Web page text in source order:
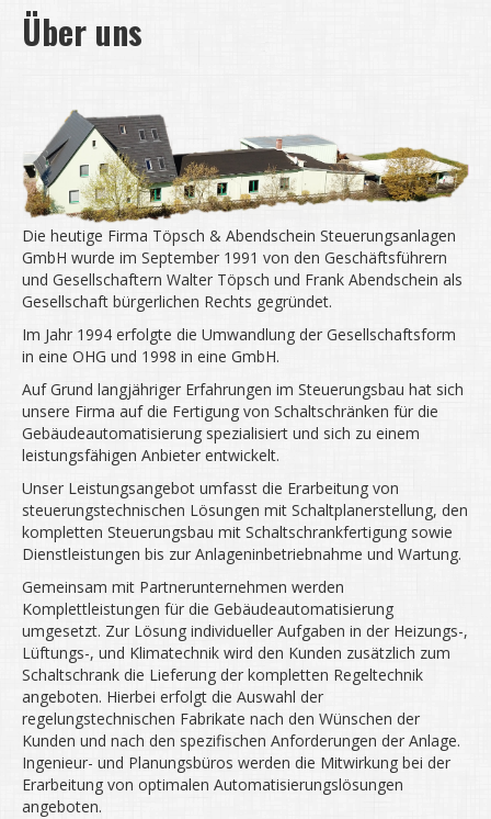
Über uns
Die heutige Firma Töpsch & Abendschein Steuerungsanlagen
GmbH wurde im September 1991 von den Geschäftsführern
und Gesellschaftern Walter Töpsch und Frank Abendschein als
Gesellschaft bürgerlichen Rechts gegründet.
Im Jahr 1994 erfolgte die Umwandlung der Gesellschaftsform
in eine OHG und 1998 in eine GmbH.
Auf Grund langjähriger Erfahrungen im Steuerungsbau hat sich
unsere Firma auf die Fertigung von Schaltschränken für die
Gebäudeautomatisierung spezialisiert und sich zu einem
leistungsfähigen Anbieter entwickelt.
Unser Leistungsangebot umfasst die Erarbeitung von
steuerungstechnischen Lösungen mit Schaltplanerstellung, den
kompletten Steuerungsbau mit Schaltschrankfertigung sowie
Dienstleistungen bis zur Anlageninbetriebnahme und Wartung.
Gemeinsam mit Partnerunternehmen werden
Komplettleistungen für die Gebäudeautomatisierung
umgesetzt. Zur Lösung individueller Aufgaben in der Heizungs-,
Lüftungs-, und Klimatechnik wird den Kunden zusätzlich zum
Schaltschrank die Lieferung der kompletten Regeltechnik
angeboten. Hierbei erfolgt die Auswahl der
regelungstechnischen Fabrikate nach den Wünschen der
Kunden und nach den spezifischen Anforderungen der Anlage.
Ingenieur- und Planungsbüros werden die Mitwirkung bei der
Erarbeitung von optimalen Automatisierungslösungen
angeboten.